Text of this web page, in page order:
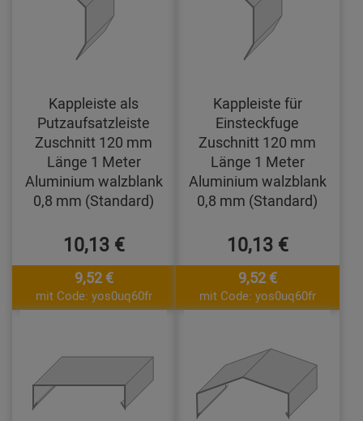
Kappleiste als
Putzaufsatzleiste
Zuschnitt 120 mm
Länge 1 Meter
Aluminium walzblank
0,8 mm (Standard)
10,13 €
9,52 €
mit Code: yos0uq60fr
Kappleiste für
Einsteckfuge
Zuschnitt 120 mm
Länge 1 Meter
Aluminium walzblank
0,8 mm (Standard)
10,13 €
9,52 €
mit Code: yos0uq60fr